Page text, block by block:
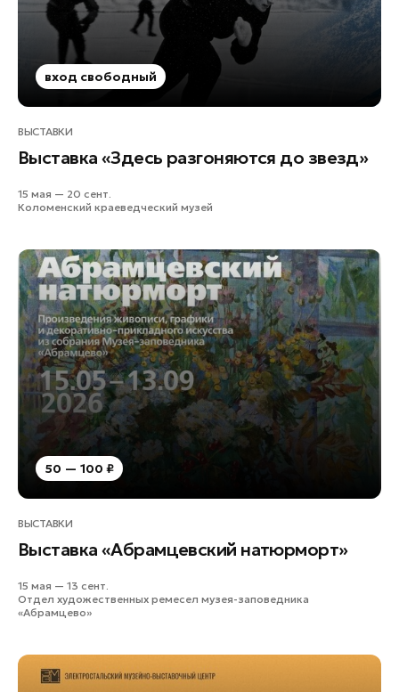
вход свободный
ВЫСТАВКИ
Выставка «Здесь разгоняются до звезд»
15 мая — 20 сент.
Коломенский краеведческий музей
50 — 100 ₽
ВЫСТАВКИ
Выставка «Абрамцевский натюрморт»
15 мая — 13 сент.
Отдел художественных ремесел музея-заповедника
«Абрамцево»